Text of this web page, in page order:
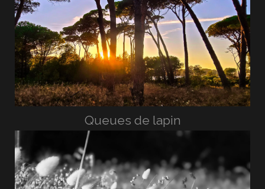
Queues de lapin